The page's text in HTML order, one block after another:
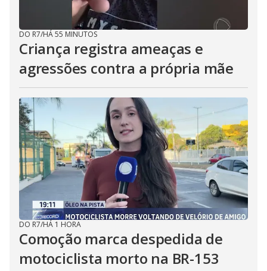
DO R7/HÁ 55 MINUTOS
Criança registra ameaças e
agressões contra a própria mãe
DO R7/HÁ 1 HORA
Comoção marca despedida de
motociclista morto na BR-153